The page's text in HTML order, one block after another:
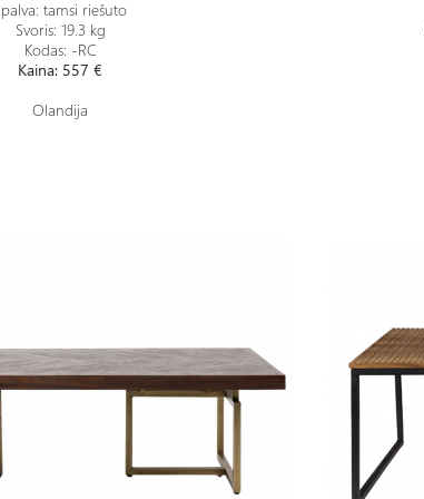
tamsi riešuto
Svoris: 19.3 kg
Kodas: -RC
Kaina: 557 €
Olandija